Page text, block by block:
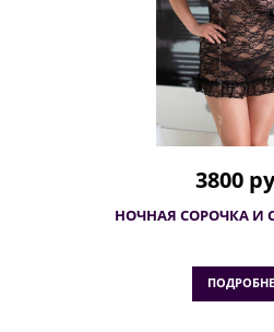
3800
НОЧНАЯ СОРОЧКА И